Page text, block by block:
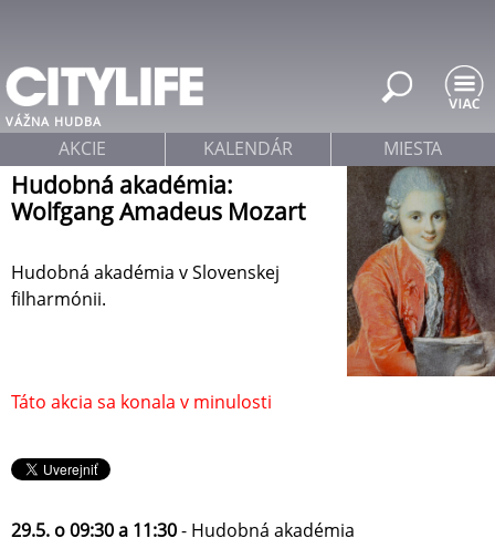
VÁŽNA HUDBA
Hudobná akadémia:
Wolfgang Amadeus Mozart
Hudobná akadémia v Slovenskej
filharmónii.
Táto akcia sa konala v minulosti
29.5. o 09:30 a 11:30- Hudobná akadémia
AKCIE KALENDÁR MIESTA